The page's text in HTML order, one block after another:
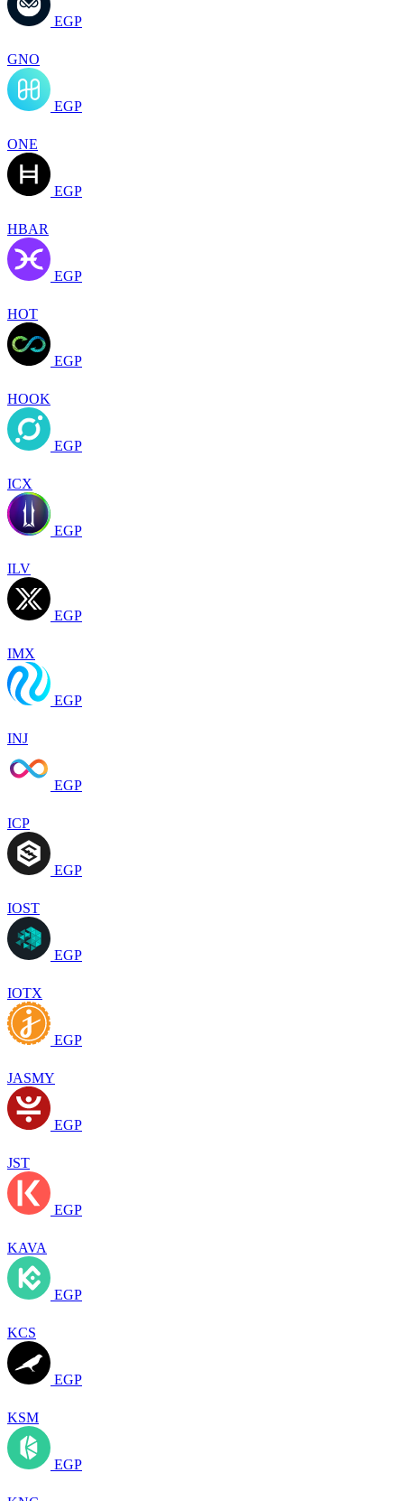
EGP
GNO
EGP
ONE
EGP
HBAR
EGP
HOT
EGP
HOOK
EGP
ICX
EGP
ILV
EGP
IMX
EGP
INJ
EGP
ICP
EGP
IOST
EGP
IOTX
EGP
JASMY
EGP
JST
EGP
KAVA
EGP
KCS
EGP
KSM
EGP